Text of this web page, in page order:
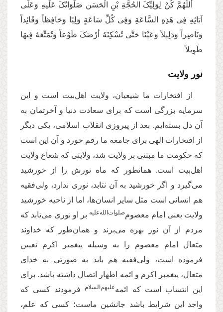
أللَّهُمَّ کُنْ لِوَلِیِّکَ الحُجَّةِ بْنِ الْحَسَن صَلَوَاتُکَ عَلَیهِ وَعَلَی
آبَائِهِ فِی هَذِهِ السَّاعَةِ وَفِی کُلِّ سَاعَةٍ‌ وَلِیًا وَحَافِظاً وَقَائِداً
وَنَاصِراً وَدَلِیلاً وَعَیْنَا حَتَّی تُسْکِنَهُ أرْضَکَ طَوْعاً وَتُمَتِّعَهُ فِیهَا
طَوِیلاً
نور ولایت
از افتخارات ما شیعیان، ولایت اهل‌بیت است و این
سرمایه‌‌ بزرگی است که برای سعادت دنیا و آخرتمان به
آن دل بسته‌‌ایم. بعد از پیروزی انقلاب اسلامی، یکی دیگر
از افتخارات الهی برای جامعه‌‌ ما رقم خورد و آن این‌ است
که حکومت ما مبتنی بر ولایت شد، ولایتی که شعاع ولایت
اهل‌بیت است. همانطور که ماه نورش را از خورشید
می‌‌‌گیرد و اگر خورشید به آن نتابد، نوری ندارد، ولی‌فقیه
هم انسانی است مثل سایر انسان‌‌ها، اما از ناحیه خورشید
ولایت یعنی امام معصوم‌صلوات‌الله‌علیه بر او نوری می‌‌تابد که
مردم از آن نور بهره می‌برند و همان‌‌طور که خداوند
متعال امام معصوم را به وسیله پیغمبر اکرم تعیین
فرموده است، ولی‌فقیه هم باید به صورتی به خدای
متعال، پیغمبر اکرم و ائمه اطهار اتصال داشته باشد. برای
این انتساب است که ائمه‌علیهم‌السلامفرمودند کسی که
واجد این شرایط باشد جانشین ماست؛ کسی که علم،